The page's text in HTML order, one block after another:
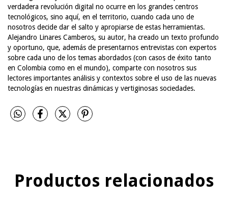
verdadera revolución digital no ocurre en los grandes centros
tecnológicos, sino aquí, en el territorio, cuando cada uno de
nosotros decide dar el salto y apropiarse de estas herramientas.
Alejandro Linares Camberos, su autor, ha creado un texto profundo
y oportuno, que, además de presentarnos entrevistas con expertos
sobre cada uno de los temas abordados (con casos de éxito tanto
en Colombia como en el mundo), comparte con nosotros sus
lectores importantes análisis y contextos sobre el uso de las nuevas
tecnologías en nuestras dinámicas y vertiginosas sociedades.
Productos relacionados